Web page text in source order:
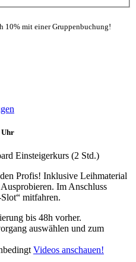
10% mit einer Gruppenbuchung!
Uhr
Einsteigerkurs (2 Std.)
Profis! Inklusive Leihmaterial
Im Anschluss
mitfahren.
bis 48h vorher.
auswählen und zum
Videos anschauen!